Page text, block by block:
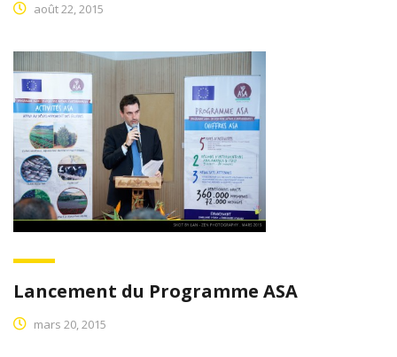
août 22, 2015
Lancement du Programme ASA
mars 20, 2015